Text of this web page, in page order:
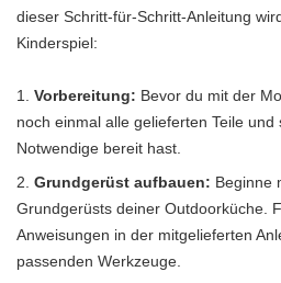
dieser Schritt-für-Schritt-Anleitung
Kinderspiel:
Vorbereitung: Bevor du mit der
noch einmal alle gelieferten Teile
Notwendige bereit hast.
Grundgerüst aufbauen: Beginne
Grundgerüsts deiner Outdoorküche.
Anweisungen in der mitgelieferten
passenden Werkzeuge.